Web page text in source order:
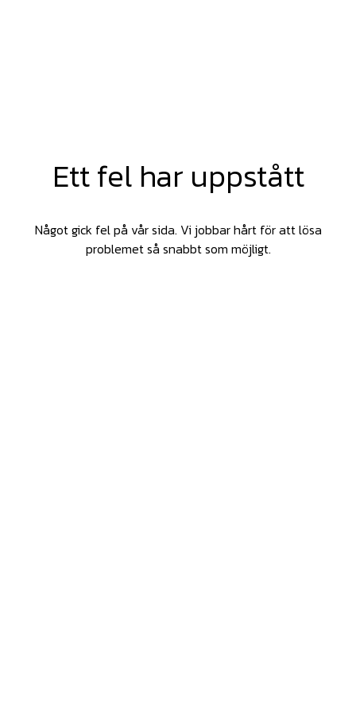
Ett fel har uppstått
Något gick fel på vår sida. Vi jobbar hårt för att lösa
problemet så snabbt som möjligt.